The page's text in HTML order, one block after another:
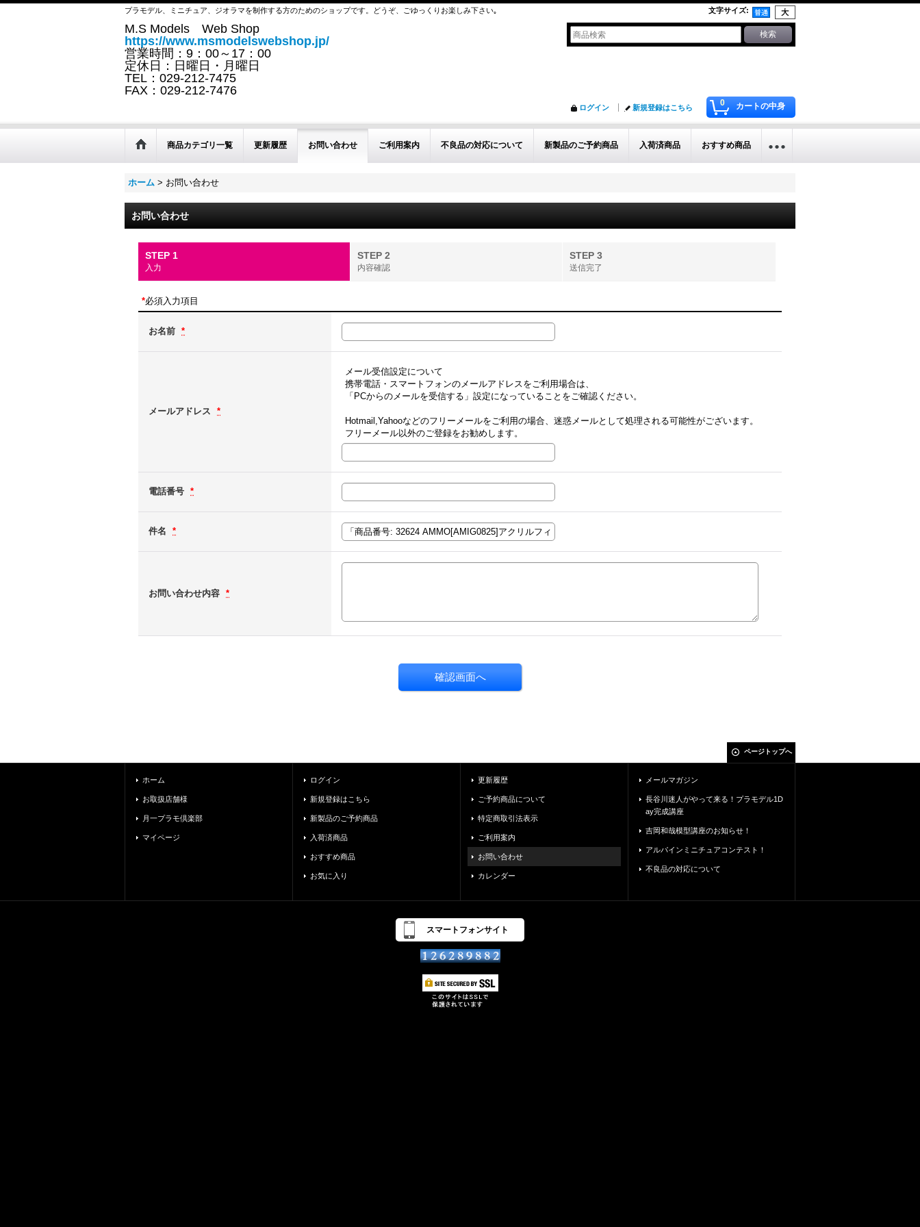
プラモデル、ミニチュア、ジオラマを制作する方のためのショップです。どうぞ、ごゆっくりお楽しみ下さい｡ 文字サイズ:
M.S Models Web Shop
https://www.msmodelswebshop.jp/
営業時間：9：00～17：00
定休日：日曜日・月曜日
TEL：029-212-7475
FAX：029-212-7476
0 カートの中身
ログイン 新規登録はこちら
商品カテゴリ一覧 更新履歴 お問い合わせ ご利用案内 不良品の対応について 新製品のご予約商品 入荷済商品 おすすめ商品
ホーム > お問い合わせ
お問い合わせ
STEP 1
入力
STEP 2
内容確認
STEP 3
送信完了
*必須入力項目
お名前 *
メールアドレス *
メール受信設定について
携帯電話・スマートフォンのメールアドレスをご利用場合は、
「PCからのメールを受信する」設定になっていることをご確認ください。
Hotmail,Yahooなどのフリーメールをご利用の場合、迷惑メールとして処理される可能性がございます。
フリーメール以外のご登録をお勧めします。
電話番号 *
件名 *
お問い合わせ内容 *
ページトップへ
ホーム
お取扱店舗様
月一プラモ倶楽部
マイページ
ログイン
新規登録はこちら
新製品のご予約商品
入荷済商品
おすすめ商品
お気に入り
更新履歴
ご予約商品について
特定商取引法表示
ご利用案内
お問い合わせ
カレンダー
メールマガジン
長谷川迷人がやって来る！プラモデル1D
ay完成講座
吉岡和哉模型講座のお知らせ！
アルパインミニチュアコンテスト！
不良品の対応について
スマートフォンサイト